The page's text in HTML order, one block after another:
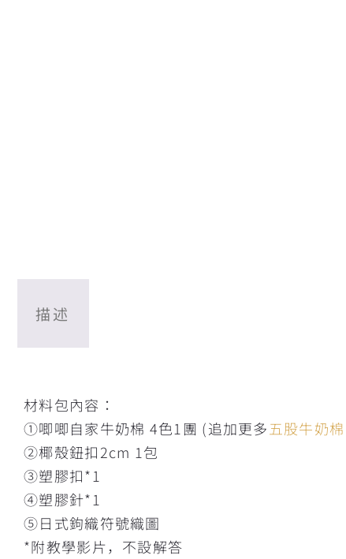
描述
材料包內容：
①唧唧自家牛奶棉 4色1團 (追加更多五股牛奶棉
②椰殼鈕扣2cm 1包
③塑膠扣*1
④塑膠針*1
⑤日式鉤織符號織圖
*附教學影片，不設解答